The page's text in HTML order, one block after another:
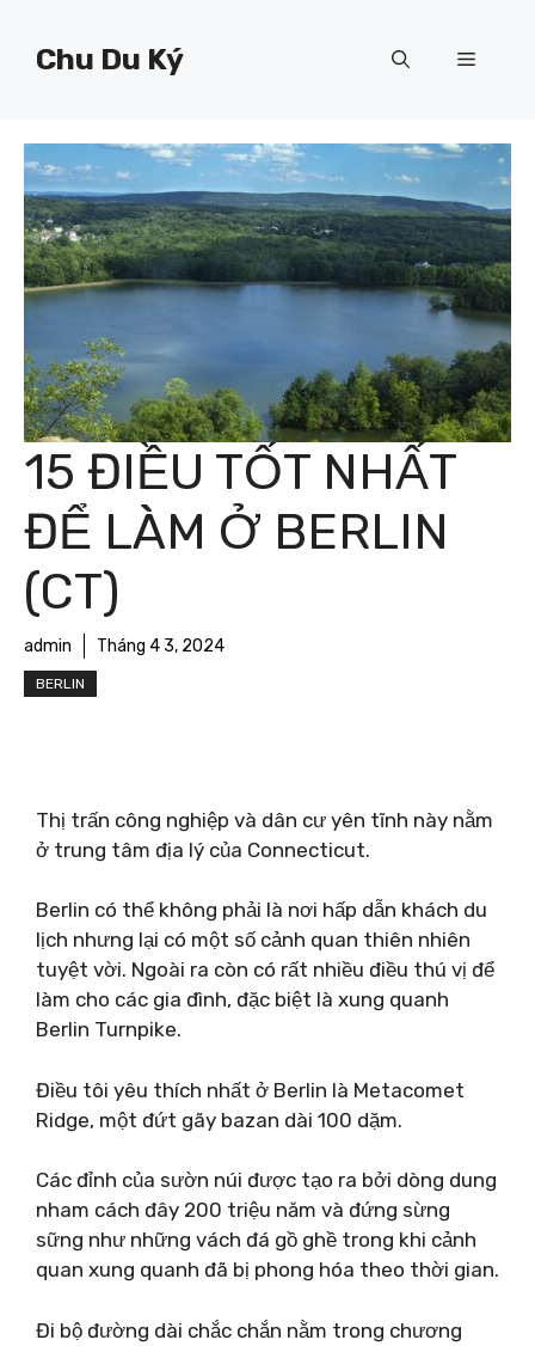
Chu Du Ký Menu
15 ĐIỀU TỐT NHẤT
ĐỂ LÀM Ở BERLIN
(CT)
admin Tháng 4 3, 2024
BERLIN
Thị trấn công nghiệp và dân cư yên tĩnh này nằm
ở trung tâm địa lý của Connecticut.
Berlin có thể không phải là nơi hấp dẫn khách du
lịch nhưng lại có một số cảnh quan thiên nhiên
tuyệt vời. Ngoài ra còn có rất nhiều điều thú vị để
làm cho các gia đình, đặc biệt là xung quanh
Berlin Turnpike.
Điều tôi yêu thích nhất ở Berlin là Metacomet
Ridge, một đứt gãy bazan dài 100 dặm.
Các đỉnh của sườn núi được tạo ra bởi dòng dung
nham cách đây 200 triệu năm và đứng sừng
sững như những vách đá gồ ghề trong khi cảnh
quan xung quanh đã bị phong hóa theo thời gian.
Đi bộ đường dài chắc chắn nằm trong chương